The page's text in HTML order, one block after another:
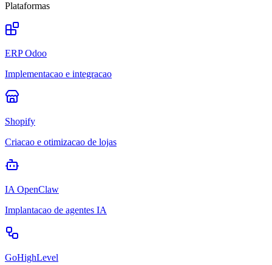
Plataformas
ERP Odoo
Implementacao e integracao
Shopify
Criacao e otimizacao de lojas
IA OpenClaw
Implantacao de agentes IA
GoHighLevel